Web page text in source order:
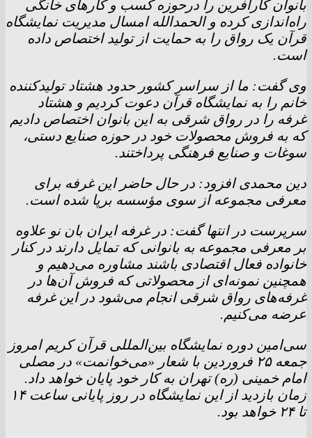
بانوان کارآفرین را درحوزه کسب و کار‌های خانگی
راه‌اندازی کرده و الحمدالله امسال مدیریت نمایشگاه
قرآن یک رواق را به حمایت از تولید اختصاص داده
است.
وی گفت: ما از سراسر کشور حدود هشتاد تولیدکننده
خانم را به نمایشگاه قرآن دعوت کردیم و هشتاد
غرفه را در رواق شرقی به این بانوان اختصاص دادیم
که به فروش محصولات خود در حوزه صنایع دستی،
سوغات و صنایع فرهنگی پرداختند.
دین محمدی افزود: در حال حاضر این غرفه برای
معرفی مجموعه از سوی مؤسسه برپا شده است.
سرپرست در انتها گفت: در غرفه ایران بان نو علاوه
بر معرفی مجموعه به بانوانی که تمایل دارند در کنار
خانواده فعال اقتصادی باشند مشاوره می‌دهیم و
همچنین نمونه‌ای از محصولاتی که فروش آن‌ها در
غرفه‌های رواق شرقی انجام می‌شود در این غرفه
عرضه می‌کنیم.
سی‌امین دوره نمایشگاه بین‌المللی قرآن کریم امروز
جمعه ۲۵ فروردین با شعار «می‌خوانمت» در مصلی
امام خمینی (ره) تهران به کار خود پایان خواهد داد.
زمان بازدید از این نمایشگاه در روز پایانی ساعت ۱۴
تا ٢۴ خواهد بود.